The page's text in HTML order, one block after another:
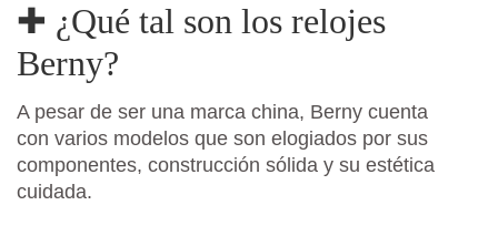
✚ ¿Qué tal son los relojes
Berny?
A pesar de ser una marca china, Berny cuenta
con varios modelos que son elogiados por sus
componentes, construcción sólida y su estética
cuidada.